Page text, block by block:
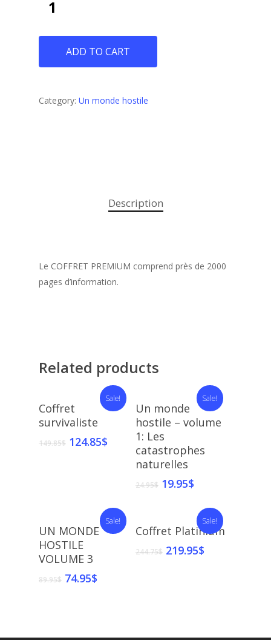
ADD TO CART
Category: Un monde hostile
Description
Le COFFRET PREMIUM comprend près de 2000
pages d’information.
Related products
Sale!
Add To Cart
Coffret
survivaliste
149.85$ 124.85$
Sale!
Add To Cart
Un monde
hostile – volume
1: Les
catastrophes
naturelles
24.95$ 19.95$
Sale!
Add To Cart
UN MONDE
HOSTILE
VOLUME 3
89.95$ 74.95$
Sale!
Add To Cart
Coffret Platinium
244.75$ 219.95$